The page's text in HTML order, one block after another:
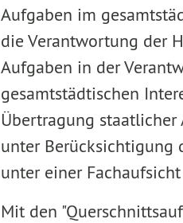
Aufgaben im
die Verantwortung der
Aufgaben in der
gesamtstädtischen
Übertragung
unter Berücksichtigung
unter einer
Mit den